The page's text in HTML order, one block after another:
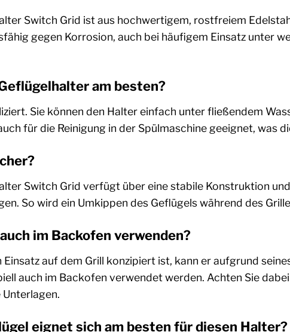
Switch Grid ist aus hochwertigem, rostfreiem
gegen Korrosion, auch bei häufigem Einsatz unter
am besten?
Sie können den Halter einfach unter fließendem
für die Reinigung in der Spülmaschine geeignet, was
Switch Grid verfügt über eine stabile Konstruktion
So wird ein Umkippen des Geflügels während des
im Backofen verwenden?
auf dem Grill konzipiert ist, kann er aufgrund
auch im Backofen verwendet werden. Achten Sie
eignet sich am besten für diesen Halter?